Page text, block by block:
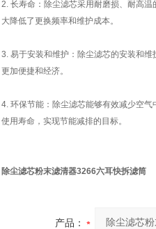
2. 长寿命：除尘滤芯采用耐磨损、耐高
大降低了更换频率和维护成本。
3. 易于安装和维护：除尘滤芯的安装和
更加便捷和经济。
4. 环保节能：除尘滤芯能够有效减少空
使用寿命，实现节能减排的目标。
除尘滤芯粉末滤清器3266六耳快拆滤筒
产品：